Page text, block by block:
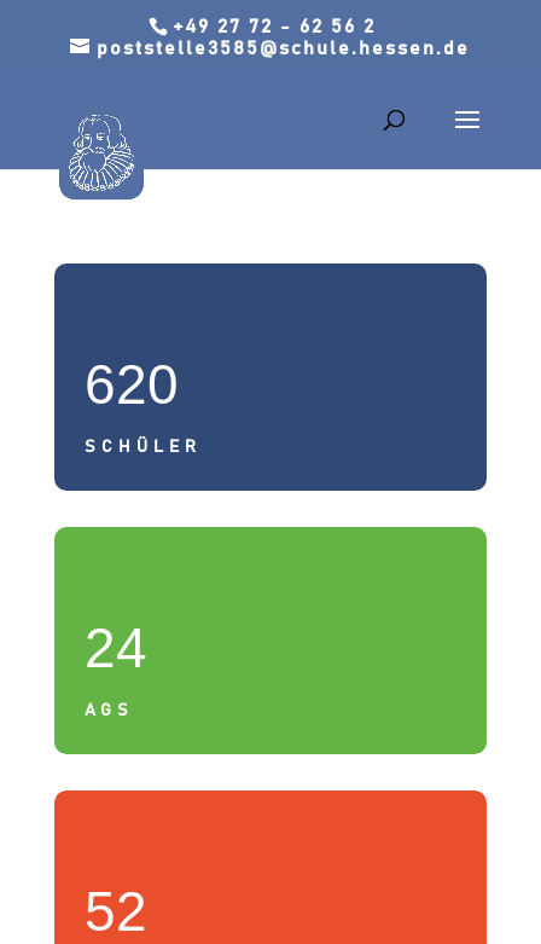
+49 27 72 - 62 56 2
poststelle3585@schule.hessen.de
620
SCHÜLER
24
AGS
52